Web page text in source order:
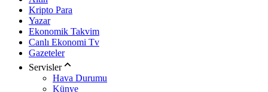
Kripto Para
Yazar
Ekonomik Takvim
Canlı Ekonomi Tv
Gazeteler
Servisler
Hava Durumu
Künye